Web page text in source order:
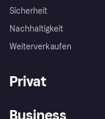
Sicherheit
Nachhaltigkeit
Weiterverkaufen
Privat
Business